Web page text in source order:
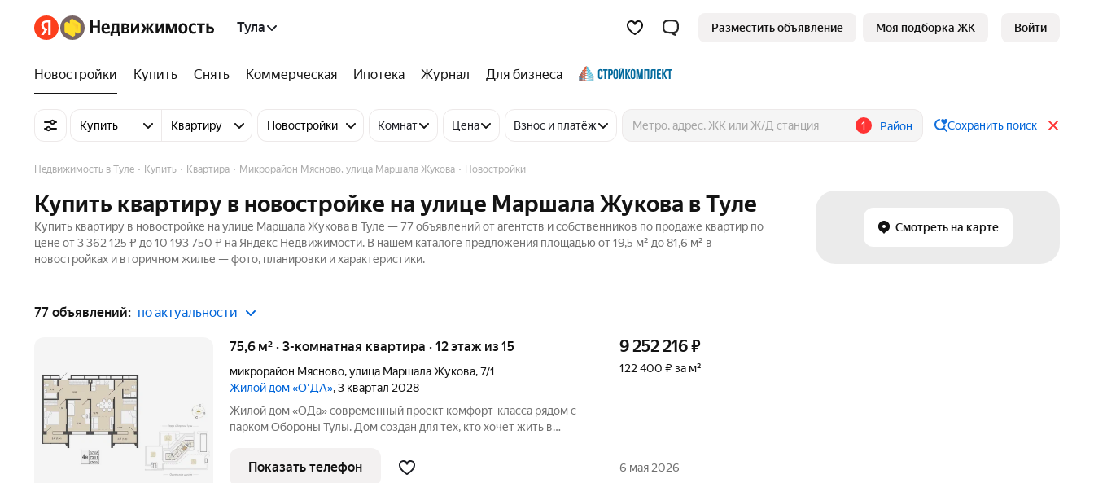
Тула Разместить объявление Моя подборка ЖК Войти
Новостройки Купить Снять Коммерческая Ипотека Журнал Для бизнеса
Купить Квартиру Новостройки Комнат Цена Взнос и платёж 1 Район Сохранить поиск
Смотреть на карте
Недвижимость в Туле Купить Квартира Микрорайон Мясново, улица Маршала Жукова Новостройки
Купить квартиру в новостройке на улице Маршала Жукова в Туле
Купить квартиру в новостройке на улице Маршала Жукова в Туле — 77 объявлений от агентств и собственников по продаже квартир по
цене от 3 362 125 ₽ до 10 193 750 ₽ на Яндекс Недвижимости. В нашем каталоге предложения площадью от 19,5 м² до 81,6 м² в
новостройках и вторичном жилье — фото, планировки и характеристики.
77 объявлений: по актуальности
75,6 м² · 3-комнатная квартира · 12 этаж из 15
микрорайон Мясново,улица Маршала Жукова,7/1
Жилой дом «О'ДА», 3 квартал 2028
Жилой дом «ОДа» современный проект комфорт-класса рядом с
парком Обороны Тулы. Дом создан для тех, кто хочет жить в
центра около 20 минут. Локация и окружение ключевое
преимущество Дом
9 252 216₽
122 400 ₽ за м²
Показать телефон 6 мая 2026